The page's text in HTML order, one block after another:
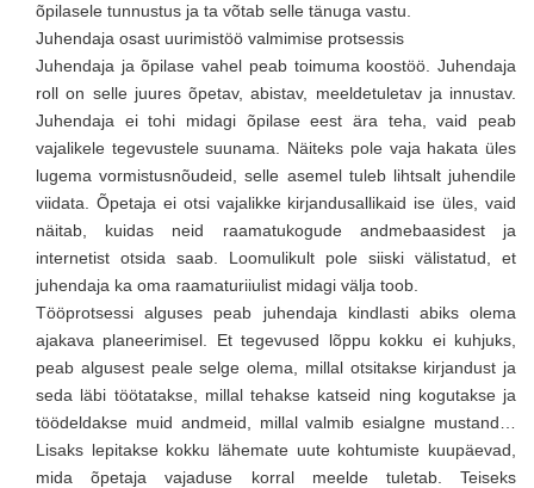
õpilasele tunnustus ja ta võtab selle tänuga vastu.
Juhendaja osast uurimistöö valmimise protsessis
Juhendaja ja õpilase vahel peab toimuma koostöö. Juhendaja
roll on selle juures õpetav, abistav, meeldetuletav ja innustav.
Juhendaja ei tohi midagi õpilase eest ära teha, vaid peab
vajalikele tegevustele suunama. Näiteks pole vaja hakata üles
lugema vormistusnõudeid, selle asemel tuleb lihtsalt juhendile
viidata. Õpetaja ei otsi vajalikke kirjandusallikaid ise üles, vaid
näitab, kuidas neid raamatukogude andmebaasidest ja
internetist otsida saab. Loomulikult pole siiski välistatud, et
juhendaja ka oma raamaturiiulist midagi välja toob.
Tööprotsessi alguses peab juhendaja kindlasti abiks olema
ajakava planeerimisel. Et tegevused lõppu kokku ei kuhjuks,
peab algusest peale selge olema, millal otsitakse kirjandust ja
seda läbi töötatakse, millal tehakse katseid ning kogutakse ja
töödeldakse muid andmeid, millal valmib esialgne mustand…
Lisaks lepitakse kokku lähemate uute kohtumiste kuupäevad,
mida õpetaja vajaduse korral meelde tuletab. Teiseks